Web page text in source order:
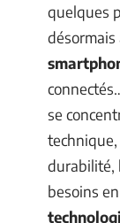
quelques
désormais
se
technique,
durabilité,
besoins